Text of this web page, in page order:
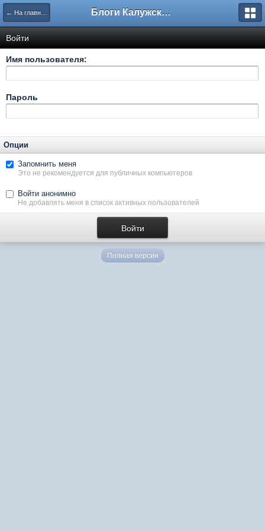
← На главную Блоги Калужского перекрестка
Войти
Имя пользователя:
Пароль
Опции
Запомнить меня
Это не рекомендуется для публичных компьютеров
Войти анонимно
Не добавлять меня в список активных пользователей
Полная версия